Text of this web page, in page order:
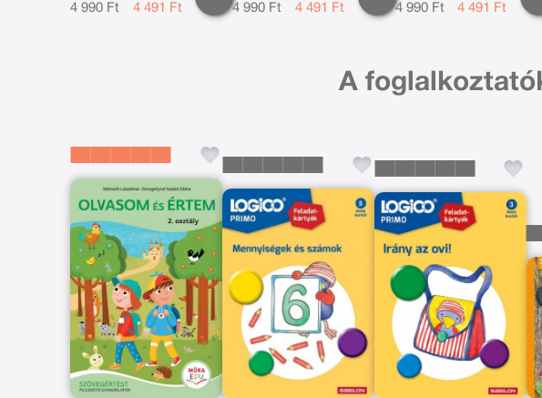
4 990 Ft 4 491 Ft 4 990 Ft 4 491 Ft 4 990 Ft 4 491 Ft
A